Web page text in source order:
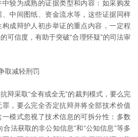
较为成熟的证据类型和内容：如采购发
中间图纸、资金流水等，这些证据同样
成辩护人初步举证的重点内容，一定程
可信度，有助于突破“合理怀疑”的司法审
取减轻刑罚
辩采取“全有或全无”的裁判模式，要么完
，要么完全否定抗辩并将全部技术价值
模式忽视了技术信息的可拆分性：多数
法获取的非公知信息”和“公知信息”等多